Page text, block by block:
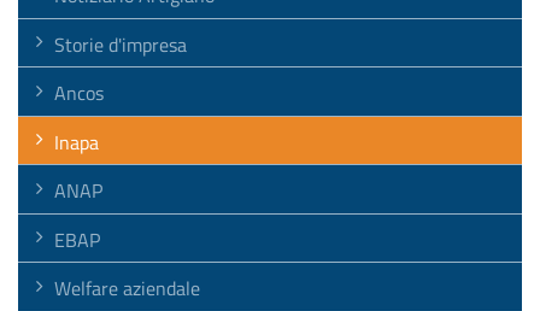
Storie d'impresa
Ancos
Inapa
ANAP
EBAP
Welfare aziendale